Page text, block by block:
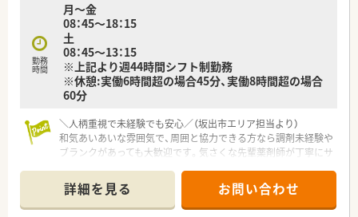
【勤務実態について】
■開局時間は平日18時までとなっており、残業はほとんど発生
しない環境のため、終業後のプライベートも大切にできます。
■1日の実働時間は7.5時間のシフト制を採用しており、週あたり
の勤務時間は37.5時間と一般的な職場より短めです。
■お休みは日曜と祝日に加えたシフト制となっており、産休や育
休の取得実績もあるためライフステージの変化にも柔軟に対応
勤務
時間
月～金
08：45～18：15
土
08：45～13：15
※上記より週44時間シフト制勤務
※休憩:実働6時間超の場合45分、実働8時間超の場合
60分
＼人柄重視で未経験でも安心／（坂出市エリア担当より）
和気あいあいな雰囲気で、周囲と協力できる方なら調剤未経験や
ブランクがあっても大歓迎です。気さくな先輩薬剤師が丁寧にサ
＊------------------------------------------＊
【店舗情報と応需状況について】
詳細を見る お問い合わせ